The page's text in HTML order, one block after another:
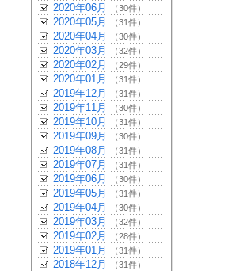
2020年06月 （30件）
2020年05月 （31件）
2020年04月 （30件）
2020年03月 （32件）
2020年02月 （29件）
2020年01月 （31件）
2019年12月 （31件）
2019年11月 （30件）
2019年10月 （31件）
2019年09月 （30件）
2019年08月 （31件）
2019年07月 （31件）
2019年06月 （30件）
2019年05月 （31件）
2019年04月 （30件）
2019年03月 （32件）
2019年02月 （28件）
2019年01月 （31件）
2018年12月 （31件）